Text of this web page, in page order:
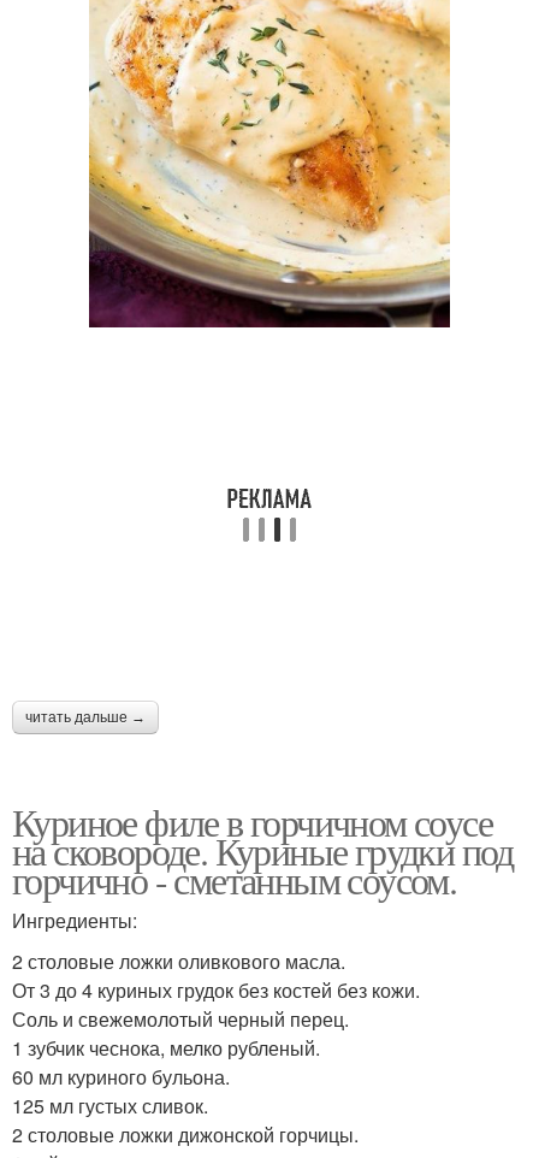
читать дальше →
Куриное филе в горчичном соусе
на сковороде. Куриные грудки под
горчично - сметанным соусом.
Ингредиенты:
2 столовые ложки оливкового масла.
От 3 до 4 куриных грудок без костей без кожи.
Соль и свежемолотый черный перец.
1 зубчик чеснока, мелко рубленый.
60 мл куриного бульона.
125 мл густых сливок.
2 столовые ложки дижонской горчицы.